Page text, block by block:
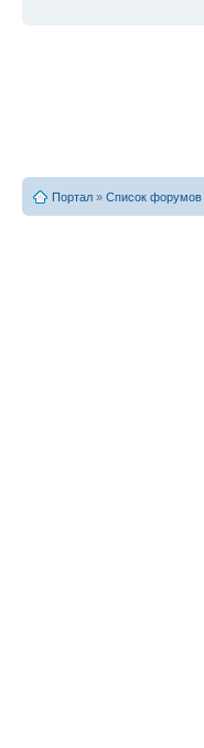
Портал » Список форумов